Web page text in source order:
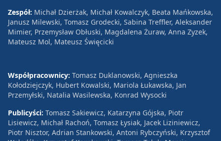
Zespół: Michał Dzierżak, Michał Kowalczyk, Beata Mańkowska,
Janusz Milewski, Tomasz Grodecki, Sabina Treffler, Aleksander
Mimier, Przemysław Obłuski, Magdalena Żuraw, Anna Zyzek,
Mateusz Mol, Mateusz Święcicki
Współpracownicy: Tomasz Duklanowski, Agnieszka
Kołodziejczyk, Hubert Kowalski, Mariola Łukawska, Jan
Przemyłski, Natalia Wasilewska, Konrad Wysocki
Publicyści: Tomasz Sakiewicz, Katarzyna Gójska, Piotr
Lisiewicz, Michał Rachoń, Tomasz Łysiak, Jacek Liziniewicz,
Piotr Nisztor, Adrian Stankowski, Antoni Rybczyński, Krzysztof